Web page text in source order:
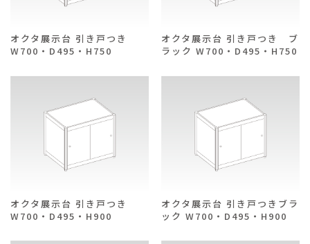
オクタ展示台 引き戸つき
W700・D495・H750
オクタ展示台 引き戸つき ブ
ラック W700・D495・H750
オクタ展示台 引き戸つき
W700・D495・H900
オクタ展示台 引き戸つきブラ
ック W700・D495・H900